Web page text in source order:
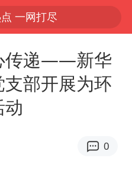
一网打尽
传递——新华
部开展为环
0